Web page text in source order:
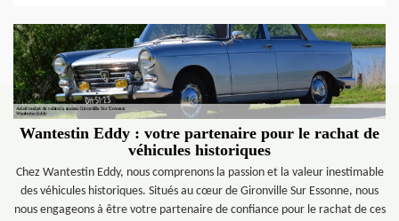
Wantestin Eddy : votre partenaire pour le rachat de
véhicules historiques
Chez Wantestin Eddy, nous comprenons la passion et la valeur inestimable
des véhicules historiques. Situés au cœur de Gironville Sur Essonne, nous
nous engageons à être votre partenaire de confiance pour le rachat de ces